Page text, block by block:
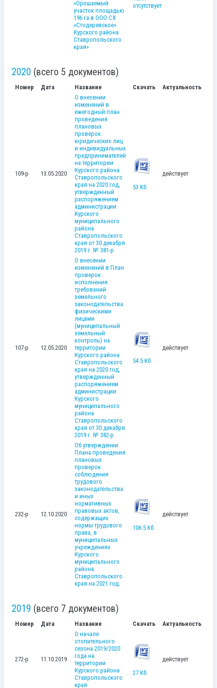
«Орошаемый
участок площадью
196 га в ООО СХ
«Стодеревское»
Курского района
Ставропольского
края»
отсутствует
2020 (всего 5 документов)
Номер Дата Название Скачать Актуальность
109-р 13.05.2020
О внесении
изменений в
ежегодный план
проведения
плановых
проверок
юридических лиц
и индивидуальных
предпринимателей
на территории
Курского района
Ставропольского
края на 2020 год,
утвержденный
распоряжением
администрации
Курского
муниципального
района
Ставропольского
края от 30 декабря
2019 г. № 381-р
53 Кб
действует
107-р 12.05.2020
О внесении
изменений в План
проверок
исполнения
требований
земельного
законодательства
физическими
лицами
(муниципальный
земельный
контроль) на
территории
Курского района
Ставропольского
края на 2020 год,
утвержденный
распоряжением
администрации
Курского
муниципального
района
Ставропольского
края от 30 декабря
2019 г. № 382-р
54.5 Кб
действует
232-р 12.10.2020
Об утверждении
Плана проведения
плановых
проверок
соблюдения
трудового
законодательства
и иных
нормативных
правовых актов,
содержащих
нормы трудового
права, в
муниципальных
учреждениях
Курского
муниципального
района
Ставропольского
края на 2021 год
106.5 Кб
действует
2019 (всего 7 документов)
Номер Дата Название Скачать Актуальность
272-р 11.10.2019
О начале
отопительного
сезона 2019/2020
года на
территории
Курского района
Ставропольского
края
27 Кб
действует